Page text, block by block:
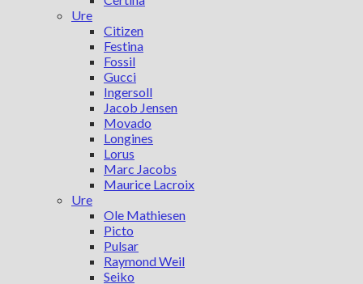
Ure
Citizen
Festina
Fossil
Gucci
Ingersoll
Jacob Jensen
Movado
Longines
Lorus
Marc Jacobs
Maurice Lacroix
Ure
Ole Mathiesen
Picto
Pulsar
Raymond Weil
Seiko